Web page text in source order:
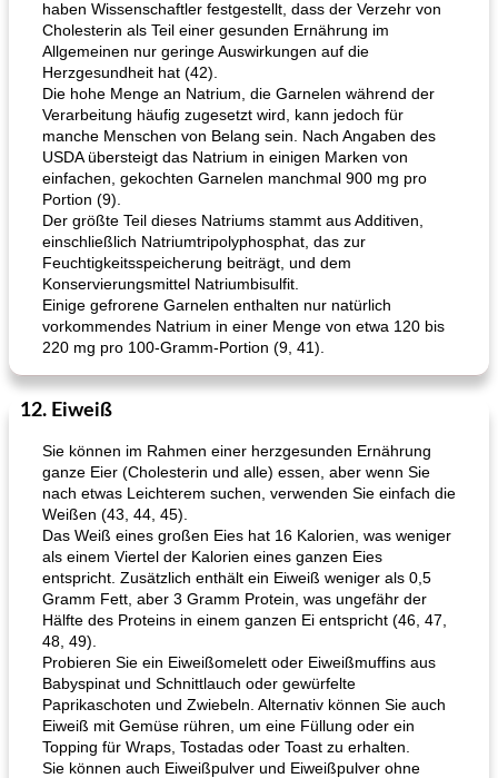
haben Wissenschaftler festgestellt, dass der Verzehr von
Cholesterin als Teil einer gesunden Ernährung im
Allgemeinen nur geringe Auswirkungen auf die
Herzgesundheit hat (42).
Die hohe Menge an Natrium, die Garnelen während der
Verarbeitung häufig zugesetzt wird, kann jedoch für
manche Menschen von Belang sein. Nach Angaben des
USDA übersteigt das Natrium in einigen Marken von
einfachen, gekochten Garnelen manchmal 900 mg pro
Portion (9).
Der größte Teil dieses Natriums stammt aus Additiven,
einschließlich Natriumtripolyphosphat, das zur
Feuchtigkeitsspeicherung beiträgt, und dem
Konservierungsmittel Natriumbisulfit.
Einige gefrorene Garnelen enthalten nur natürlich
vorkommendes Natrium in einer Menge von etwa 120 bis
220 mg pro 100-Gramm-Portion (9, 41).
12. Eiweiß
Sie können im Rahmen einer herzgesunden Ernährung
ganze Eier (Cholesterin und alle) essen, aber wenn Sie
nach etwas Leichterem suchen, verwenden Sie einfach die
Weißen (43, 44, 45).
Das Weiß eines großen Eies hat 16 Kalorien, was weniger
als einem Viertel der Kalorien eines ganzen Eies
entspricht. Zusätzlich enthält ein Eiweiß weniger als 0,5
Gramm Fett, aber 3 Gramm Protein, was ungefähr der
Hälfte des Proteins in einem ganzen Ei entspricht (46, 47,
48, 49).
Probieren Sie ein Eiweißomelett oder Eiweißmuffins aus
Babyspinat und Schnittlauch oder gewürfelte
Paprikaschoten und Zwiebeln. Alternativ können Sie auch
Eiweiß mit Gemüse rühren, um eine Füllung oder ein
Topping für Wraps, Tostadas oder Toast zu erhalten.
Sie können auch Eiweißpulver und Eiweißpulver ohne